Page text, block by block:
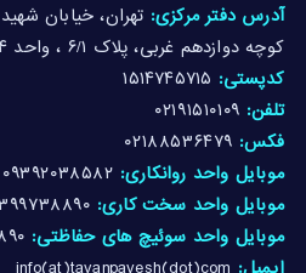
آدرس دفتر مرکزی: تهران، خیابان
کوچه دوازدهم غربی، پلاک ۶/۱ ، واحد ۴
کدپستی: ۱۵۱۴۷۴۵۷۱۵
تلفن: ۰۲۱۹۱۵۱۰۱۰۹
فکس: ۰۲۱۸۸۵۳۶۴۷۹
موبایل واحد روانکاری: ۰۹۳۹۲۰۳۸۵۸۲
موبایل واحد سخت کاری:
موبایل واحد سوئیچ های حفاظتی: